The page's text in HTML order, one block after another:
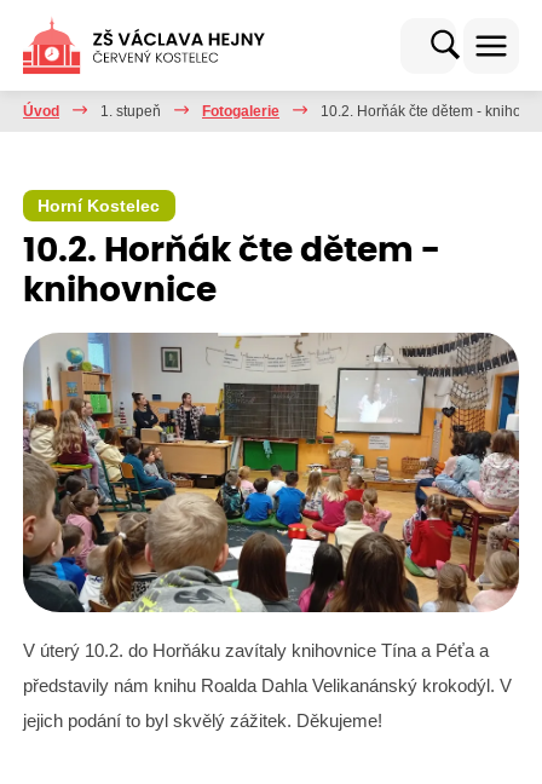
Úvod 1. stupeň Fotogalerie 10.2. Horňák čte dětem -
Horní Kostelec
10.2. Horňák čte dětem -
knihovnice
V úterý 10.2. do Horňáku zavítaly knihovnice Tína a Péťa a
představily nám knihu Roalda Dahla Velikanánský krokodýl. V
jejich podání to byl skvělý zážitek. Děkujeme!